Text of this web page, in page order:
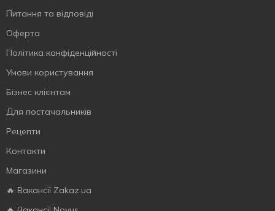
Питання та відповіді
Оферта
Політика конфіденційності
Умови користування
Бізнес клієнтам
Для постачальників
Рецепти
Контакти
Магазини
🔥 Вакансії Zakaz.ua